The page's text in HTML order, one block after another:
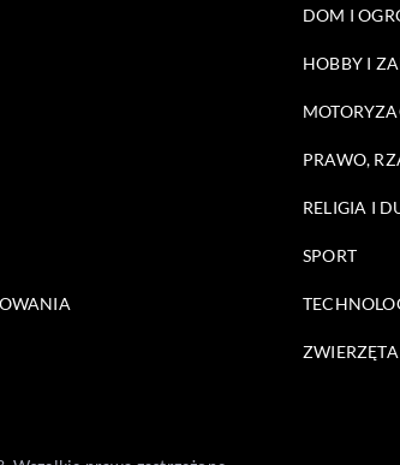
DOM I
HOBBY I
PRAWO,
RELIGIA I
SPORT
ZWIERZĘTA